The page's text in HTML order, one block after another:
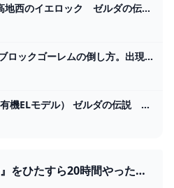
【ティアキン】ビリディン高地西のイエロック ゼルダの伝説ティアーズ オブザキングダム #ゼルダの伝説 #ティアキン #zelda #shorts - YouTube
【ゼルダ ティアキン攻略】ブロックゴーレムの倒し方。出現場所や弱点などを解説【ティアーズ オブ ザ キングダム】 ゲーム・エンタメ最新情報のファミ通.com
任天堂 Nintendo Switch（有機ELモデル） ゼルダの伝説 ティアーズ オブ ザ キングダムエディション HEG-S-KDAAA - NTT-X Store
をひたすら20時間やった正